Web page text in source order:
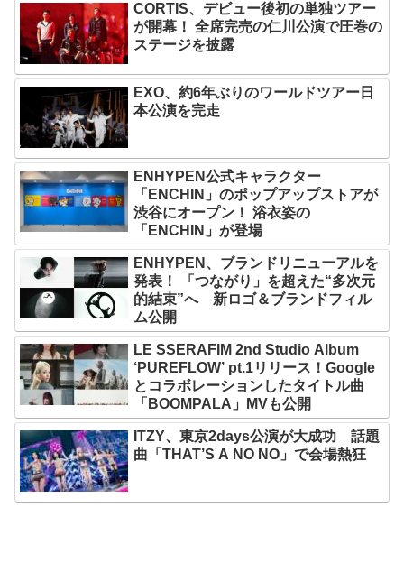
CORTIS、デビュー後初の単独ツアー
が開幕！ 全席完売の仁川公演で圧巻の
ステージを披露
EXO、約6年ぶりのワールドツアー日
本公演を完走
ENHYPEN公式キャラクター
「ENCHIN」のポップアップストアが
渋谷にオープン！ 浴衣姿の
「ENCHIN」が登場
ENHYPEN、ブランドリニューアルを
発表！ 「つながり」を超えた“多次元
的結束”へ 新ロゴ＆ブランドフィル
ム公開
LE SSERAFIM 2nd Studio Album
‘PUREFLOW’ pt.1リリース！Google
とコラボレーションしたタイトル曲
「BOOMPALA」MVも公開
ITZY、東京2days公演が大成功 話題
曲「THAT’S A NO NO」で会場熱狂